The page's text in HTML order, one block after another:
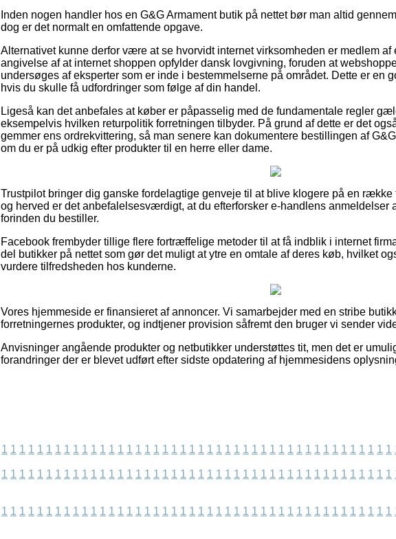
Inden nogen handler hos en G&G Armament butik på nettet bør man altid
dog er det normalt en omfattende opgave.
Alternativet kunne derfor være at se hvorvidt internet virksomheden er medlem
angivelse af at internet shoppen opfylder dansk lovgivning, foruden at
undersøges af eksperter som er inde i bestemmelserne på området. Dette er en
hvis du skulle få udfordringer som følge af din handel.
Ligeså kan det anbefales at køber er påpasselig med de fundamentale regler
eksempelvis hvilken returpolitik forretningen tilbyder. På grund af dette er det
gemmer ens ordrekvittering, så man senere kan dokumentere bestillingen af
om du er på udkig efter produkter til en herre eller dame.
Trustpilot bringer dig ganske fordelagtige genveje til at blive klogere på en
og herved er det anbefalelsesværdigt, at du efterforsker e-handlens anmeldelser
forinden du bestiller.
Facebook frembyder tillige flere fortræffelige metoder til at få indblik i internet
del butikker på nettet som gør det muligt at ytre en omtale af deres køb, hvilket
vurdere tilfredsheden hos kunderne.
Vores hjemmeside er finansieret af annoncer. Vi samarbejder med en stribe
forretningernes produkter, og indtjener provision såfremt den bruger vi sender
Anvisninger angående produkter og netbutikker understøttes tit, men det er
forandringer der er blevet udført efter sidste opdatering af hjemmesidens
1 1 1 1 1 1 1 1 1 1 1 1 1 1 1 1 1 1 1 1 1 1 1 1 1 1 1 1 1 1 1 1 1 1 1 1 1 1 1 1 1 1 1 1
1 1 1 1 1 1 1 1 1 1 1 1 1 1 1 1 1 1 1 1 1 1 1 1 1 1 1 1 1 1 1 1 1 1 1 1 1 1 1 1 1 1 1 1
1 1 1 1 1 1 1 1 1 1 1 1 1 1 1 1 1 1 1 1 1 1 1 1 1 1 1 1 1 1 1 1 1 1 1 1 1 1 1 1 1 1 1 1